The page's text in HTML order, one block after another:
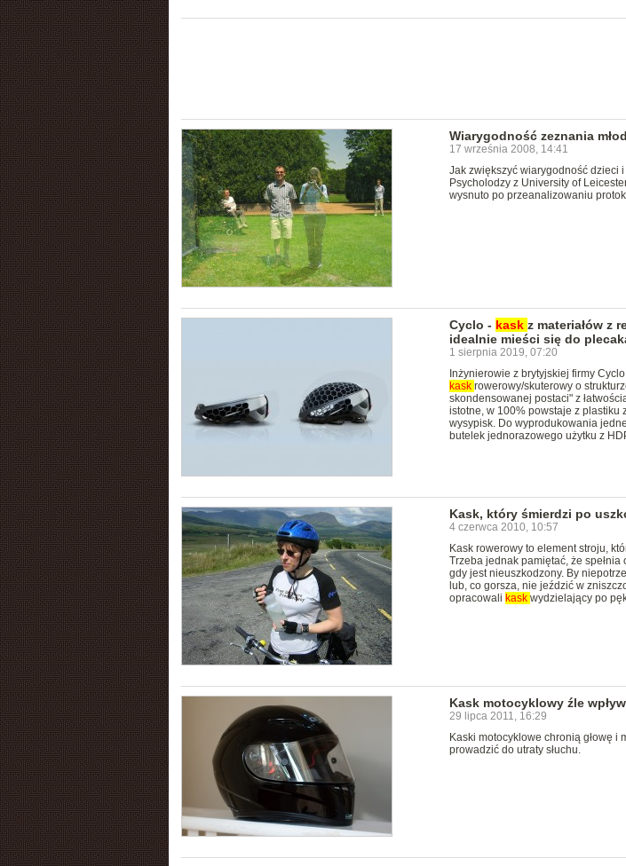
Wiarygodność zeznania
17 września 2008, 14:41
Jak zwiększyć wiarygodność dzieci
Psycholodzy z University of
wysnuto po przeanalizowaniu
Cyclo - kask z materiałów z
idealnie mieści się do
1 sierpnia 2019, 07:20
Inżynierowie z brytyjskiej firmy
kask rowerowy/skuterowy o
skondensowanej postaci" z
istotne, w 100% powstaje z plastiku
wysypisk. Do wyprodukowania
butelek jednorazowego użytku z
Kask, który śmierdzi po
4 czerwca 2010, 10:57
Kask rowerowy to element stroju,
Trzeba jednak pamiętać, że
gdy jest nieuszkodzony. By
lub, co gorsza, nie jeździć w
opracowali kask wydzielający po
Kask motocyklowy źle
29 lipca 2011, 16:29
Kaski motocyklowe chronią głowę i
prowadzić do utraty słuchu.